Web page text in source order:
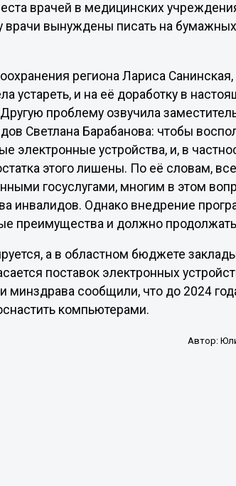
врачей в медицинских
врачи вынуждены писать на бумажных
региона Лариса Санинская,
устареть, и на её доработку в
проблему озвучила
Светлана Барабанова: чтобы
электронные устройства, и, в
этого лишены. По её словам,
госуслугами, многим в этом
инвалидов. Однако внедрение
преимущества и должно
а в областном бюджете
поставок электронных
минздрава сообщили, что до 2024
компьютерами.
Автор: